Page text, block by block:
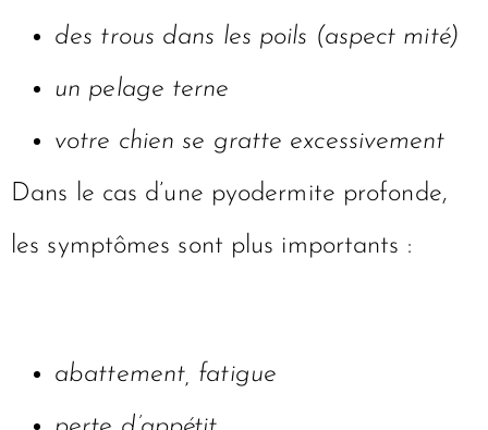
des trous dans les poils (aspect mité)
un pelage terne
votre chien se gratte excessivement
Dans le cas d’une pyodermite profonde,
les symptômes sont plus importants :
abattement, fatigue